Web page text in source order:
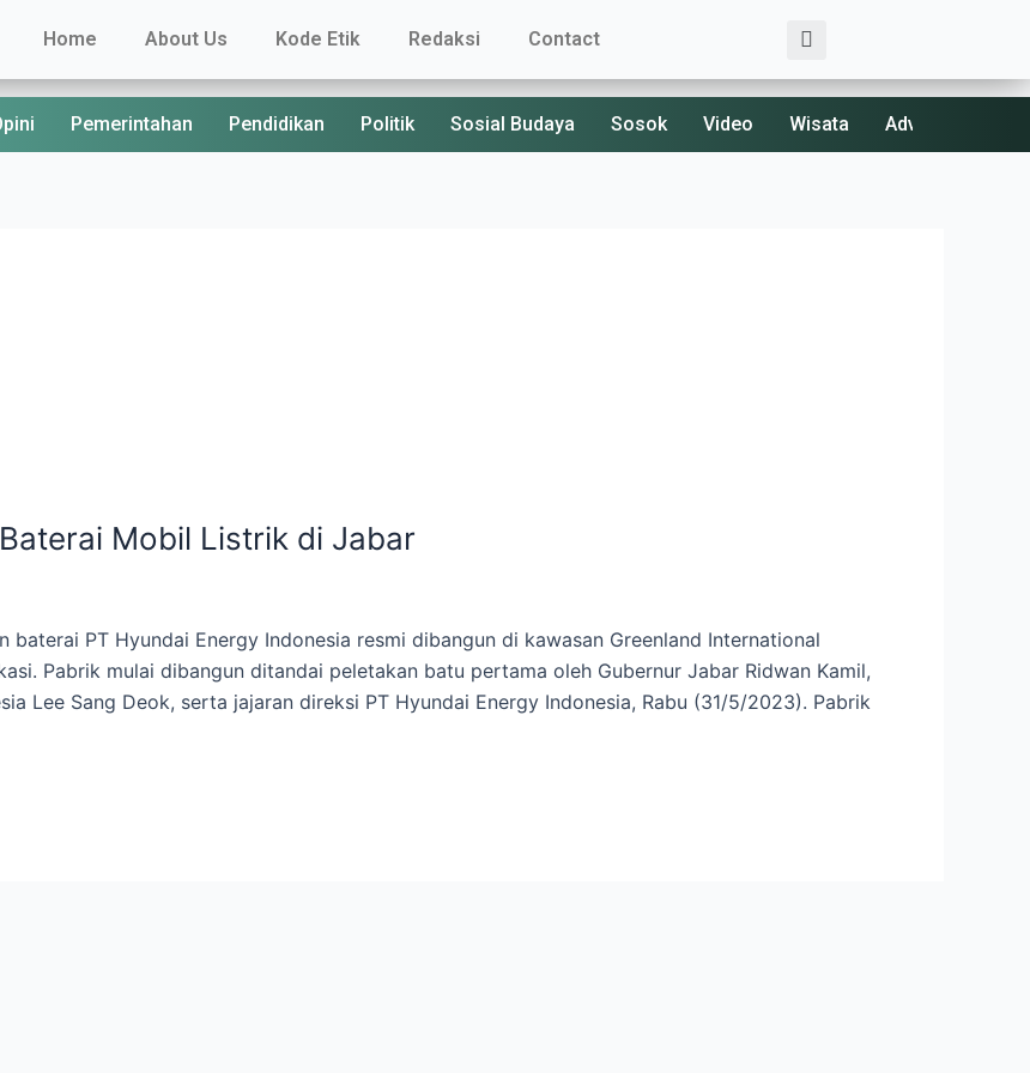
Home About Us Kode Etik Redaksi Contact Search
Pemerintahan Pendidikan Politik Sosial Budaya Sosok Video Wisata Advertorial
Mobil Listrik di Jabar
PT Hyundai Energy Indonesia resmi dibangun di kawasan Greenland International
Pabrik mulai dibangun ditandai peletakan batu pertama oleh Gubernur Jabar Ridwan Kamil,
Lee Sang Deok, serta jajaran direksi PT Hyundai Energy Indonesia, Rabu (31/5/2023). Pabrik